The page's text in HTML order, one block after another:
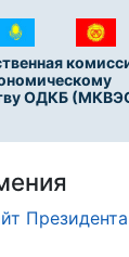
ОДКБ